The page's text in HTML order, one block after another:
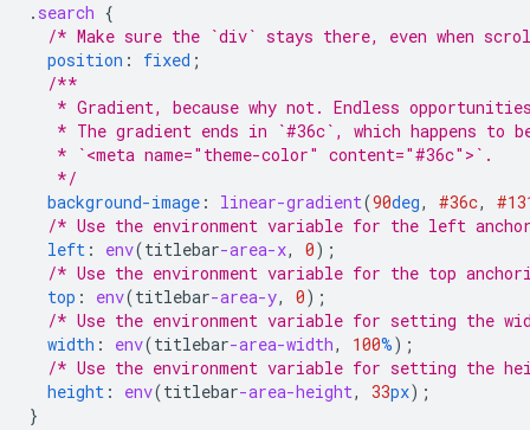
. search {
/* Make sure the `div` stays there, even when
position : fixed ;
/**
* Gradient, because why not. Endless
* The gradient ends in `#36c`, which happens to
   * `<meta name="theme-color" content="#36c">`.
   */
background-image : linear-gradient(90deg, #36c,
/* Use the environment variable for the left
left : env(titlebar-area-x, 0);
/* Use the environment variable for the top
top : env(titlebar-area-y, 0);
/* Use the environment variable for setting the
width : env(titlebar-area-width, 100%);
/* Use the environment variable for setting the
height : env(titlebar-area-height, 33px);
}